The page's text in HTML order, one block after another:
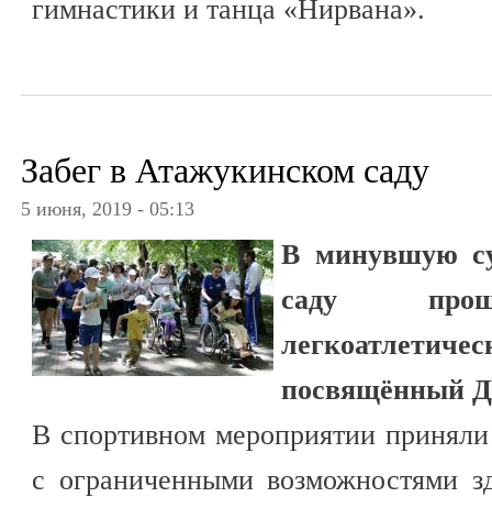
гимнастики и танца «Нирвана».
Забег в Атажукинском саду
5 июня, 2019 - 05:13
В минувшую
саду
посвящённый
В спортивном мероприятии
с ограниченными возможностями